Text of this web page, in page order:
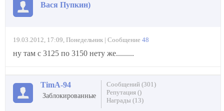
Вася Пупкин)
19.03.2012, 17:09, Понедельник | Сообщение 48
ну там с 3125 по 3150 нету же.........
TimA-94
Заблокированные
Сообщений (301)
Репутация ()
Награды (13)